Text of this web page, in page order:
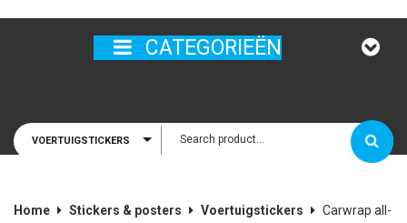
CATEGORIEËN
VOERTUIGSTICKERS
Home Stickers & posters Voertuigstickers
Carwrap all-